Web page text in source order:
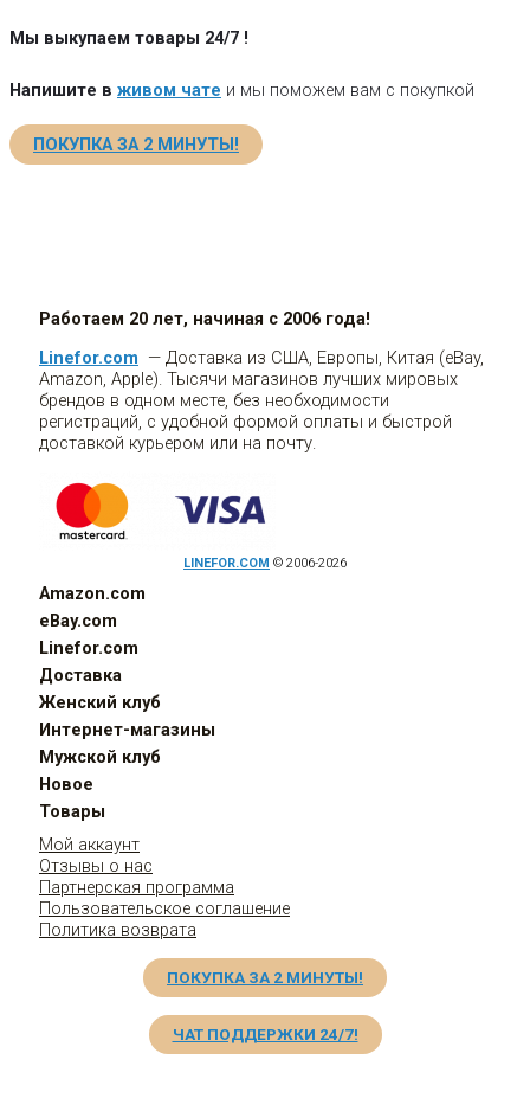
Мы выкупаем товары 24/7 !
Напишите в живом чате и мы поможем вам с покупкой
ПОКУПКА ЗА 2 МИНУТЫ!
Работаем 20 лет, начиная с 2006 года!
Linefor.com — Доставка из США, Европы, Китая (eBay,
Amazon, Apple). Тысячи магазинов лучших мировых
брендов в одном месте, без необходимости
регистраций, с удобной формой оплаты и быстрой
доставкой курьером или на почту.
LINEFOR.COM © 2006-2026
Amazon.com
eBay.com
Linefor.com
Доставка
Женский клуб
Интернет-магазины
Мужской клуб
Новое
Товары
Мой аккаунт
Отзывы о нас
Партнерская программа
Пользовательское соглашение
Политика возврата
ПОКУПКА ЗА 2 МИНУТЫ!
ЧАТ ПОДДЕРЖКИ 24/7!